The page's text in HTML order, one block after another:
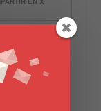
a los
de los 13
con